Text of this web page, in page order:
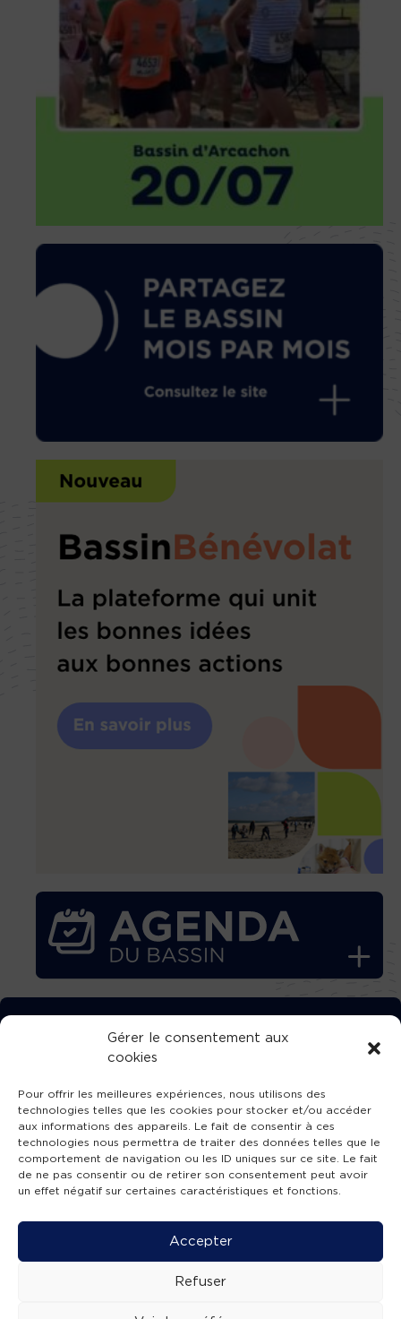
Gérer le consentement aux
cookies
Pour offrir les meilleures expériences, nous utilisons des
technologies telles que les cookies pour stocker et/ou accéder
aux informations des appareils. Le fait de consentir à ces
technologies nous permettra de traiter des données telles que le
comportement de navigation ou les ID uniques sur ce site. Le fait
de ne pas consentir ou de retirer son consentement peut avoir
un effet négatif sur certaines caractéristiques et fonctions.
Accepter
Refuser
TÉLÉCHARGEZ GRATUITEMENT
L’APPLICATION TVBA !
SUIVEZ-NOUS !
Mentions légales -Accessibilité